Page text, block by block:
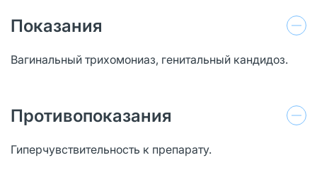
Показания
Вагинальный трихомониаз, генитальный кандидоз.
Противопоказания
Гиперчувствительность к препарату.